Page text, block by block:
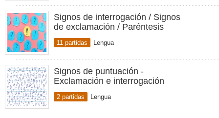
Signos de interrogación / Signos
de exclamación / Paréntesis
11 partidas Lengua
Signos de puntuación -
Exclamación e interrogación
2 partidas Lengua